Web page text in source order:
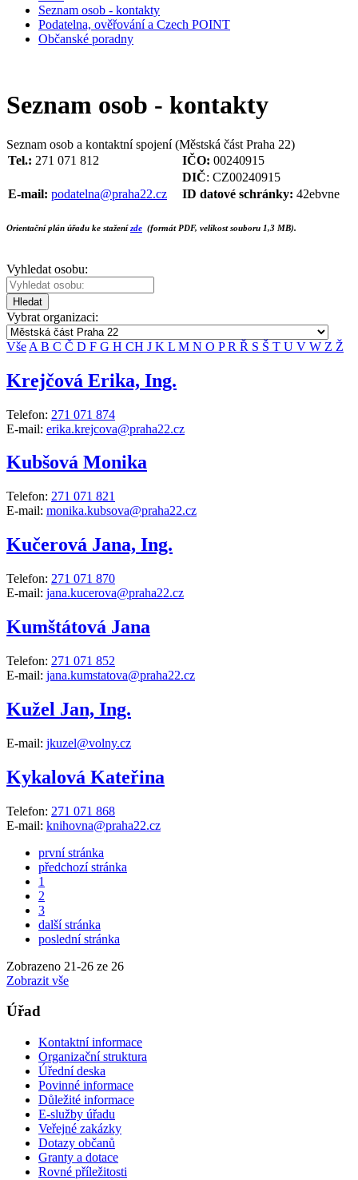
Seznam osob - kontakty
Podatelna, ověřování a Czech POINT
Občanské poradny
Seznam osob - kontakty
Seznam osob a kontaktní spojení (Městská část Praha 22)
Tel.: 271 071 812 IČO: 00240915
DIČ: CZ00240915
E-mail: podatelna@praha22.cz ID datové schránky: 42ebvne
Orientační plán úřadu ke staženízde (formát PDF, velikost souboru 1,3 MB).
Vyhledat osobu:
Hledat
Vybrat organizaci:
Vše A B C Č D F G H CH J K L M N O PR Ř S Š T U V W Z Ž
Krejčová Erika, Ing.
Telefon: 271 071 874
E-mail: erika.krejcova@praha22.cz
Kubšová Monika
Telefon: 271 071 821
E-mail: monika.kubsova@praha22.cz
Kučerová Jana, Ing.
Telefon: 271 071 870
E-mail: jana.kucerova@praha22.cz
Kumštátová Jana
Telefon: 271 071 852
E-mail: jana.kumstatova@praha22.cz
Kužel Jan, Ing.
E-mail: jkuzel@volny.cz
Kykalová Kateřina
Telefon: 271 071 868
E-mail: knihovna@praha22.cz
první stránka
předchozí stránka
1
2
3
další stránka
poslední stránka
Zobrazeno 21-26 ze 26
Zobrazit vše
Úřad
Kontaktní informace
Organizační struktura
Úřední deska
Povinné informace
Důležité informace
E-služby úřadu
Veřejné zakázky
Dotazy občanů
Granty a dotace
Rovné příležitosti